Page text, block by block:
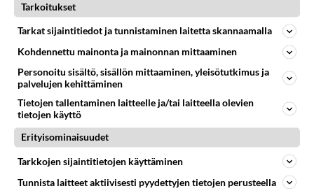
Tiesitkö? Martina Aitolehden
isäpuoli on tämä suosittu
laulaja
Tämä helppo arkiruoka ei jää
syömättä!
Ikäviä uutisia Elämäni biisi -
suosikkisarjasta - Monelle tv-
katsojalle iso pettymys
Tarkoitukset
Tarkat sijaintitiedot ja tunnistaminen laitetta skannaamalla
Kohdennettu mainonta ja mainonnan mittaaminen
Personoitu sisältö, sisällön mittaaminen, yleisötutkimus ja
palvelujen kehittäminen
Tietojen tallentaminen laitteelle ja/tai laitteella olevien
tietojen käyttö
Erityisominaisuudet
Tarkkojen sijaintitietojen käyttäminen
Tunnista laitteet aktiivisesti pyydettyjen tietojen perusteella